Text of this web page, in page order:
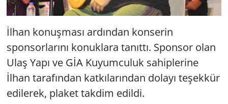
İlhan konuşması ardından konserin
sponsorlarını konuklara tanıttı. Sponsor olan
Ulaş Yapı ve GİA Kuyumculuk sahiplerine
İlhan tarafından katkılarından dolayı teşekkür
edilerek, plaket takdim edildi.